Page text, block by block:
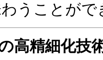
うことがで
高精細化技